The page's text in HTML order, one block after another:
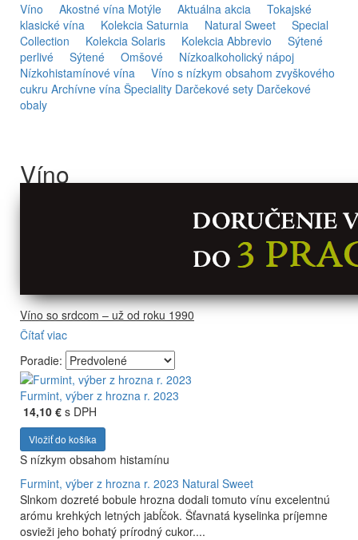
Víno Akostné vína Motýle Aktuálna akcia
Tokajské
klasické vína
Kolekcia Saturnia Natural Sweet
Special
Collection
Kolekcia Solaris Kolekcia Abbrevio
Sýtené
perlivé
Sýtené Omšové
Nízkoalkoholický nápoj
Nízkohistamínové vína
Víno s nízkym obsahom zvyškového
cukru Archívne vína Špeciality Darčekové sety Darčekové
obaly
Víno
Víno so srdcom – už od roku 1990
Firma Ostrožovič je najstaršou privátnou firmou na
slovenskom Tokaji.
Vyrábame kvalitné odrodové a výberové vína. Ako prví sme
priniesli na slovenský trh sólo spracované vína z tokajských
odrôd Furmint, Lipovina a Muškát žltý reduktívnou
technológiou. Hrozno spracúvame najmodernejšími
technológiami, vrátane riadenej fermentácie.
Čítať viac
Poradie:
Furmint, výber z hrozna r. 2023
14,10 € s DPH
Vložiť do košíka
S nízkym obsahom histamínu
Furmint, výber z hrozna r. 2023 Natural Sweet
Slnkom dozreté bobule hrozna dodali tomuto vínu excelentnú
arómu krehkých letných jabĺčok. Šťavnatá kyselinka príjemne
osvieži jeho bohatý prírodný cukor....